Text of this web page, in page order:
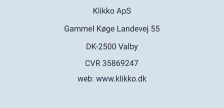
web: www.klikko.dk